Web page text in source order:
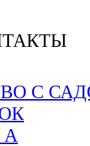
С
А